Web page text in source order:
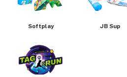
Softplay JB Sup